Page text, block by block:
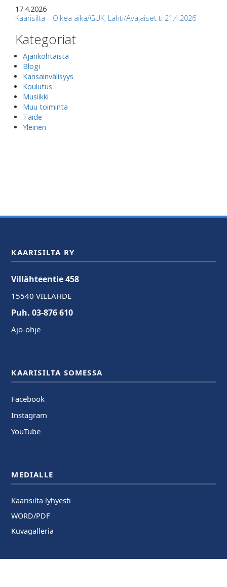
17.4.2026
Kaarisilta – Oikea aika/GUK, Lahti/Avajaiset ti 21.4.2026
Kategoriat
Ajankohtaista
Blogi
Kansainvälisyys
Koulutus
Musiikki
Muu toiminta
Taide
Yleinen
KAARISILTA RY
Villähteentie 458
15540 VILLÄHDE
Puh. 03-876 610
Ajo-ohje
KAARISILTA SOMESSA
Facebook
Instagram
YouTube
MEDIALLE
Kaarisilta lyhyesti
WORD/PDF
Kuvagalleria